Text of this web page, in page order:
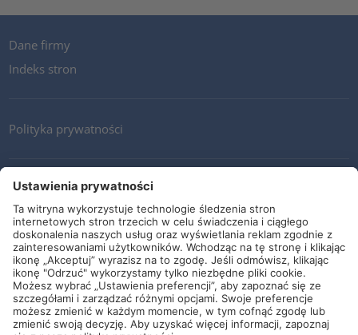
Dane firmy
Indeks stron
Polityka prywatności
Kontakt
Newsletter
Ogólne warunki i dostawy